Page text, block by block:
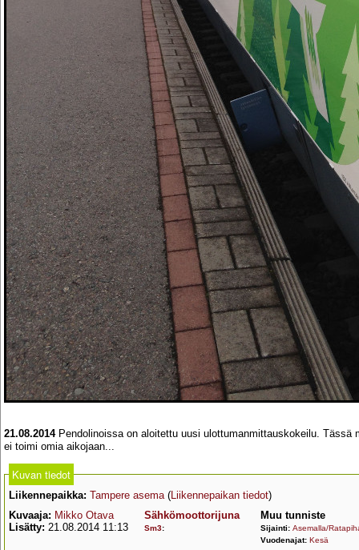
21.08.2014Pendolinoissa on aloitettu uusi ulottumanmittauskokeilu. Tässä
ei toimi omia aikojaan...
Kuvan tiedot
Liikennepaikka: Tampere asema(Liikennepaikan tiedot)
Kuvaaja: Mikko Otava
Lisätty: 21.08.2014 11:13
Sähkömoottorijuna
Sm3:
Muu tunniste
Sijainti: Asemalla/
Vuodenajat: Kesä